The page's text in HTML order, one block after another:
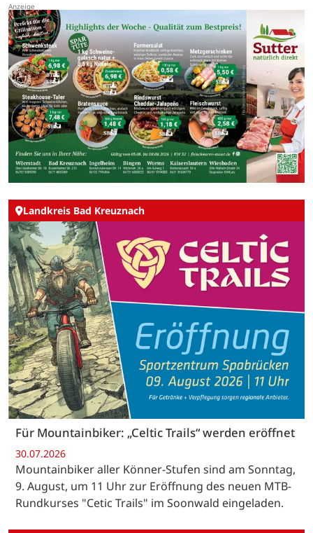
Landkreis Bad Kreuznach
Für Mountainbiker: „Celtic Trails“ werden eröffnet
30.07.2026
Mountainbiker aller Könner-Stufen sind am Sonntag,
9. August, um 11 Uhr zur Eröffnung des neuen MTB-
Rundkurses "Cetic Trails" im Soonwald eingeladen.